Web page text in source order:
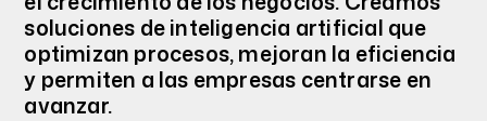
soluciones de inteligencia artificial que
optimizan procesos, mejoran la eficiencia
y permiten a las empresas centrarse en
avanzar.